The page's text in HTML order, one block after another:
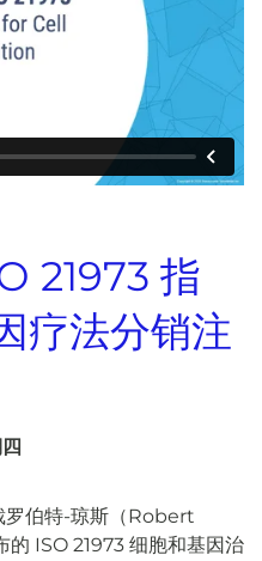
21973 指
疗法分销注
伯特-琼斯（Robert
ISO 21973 细胞和基因治